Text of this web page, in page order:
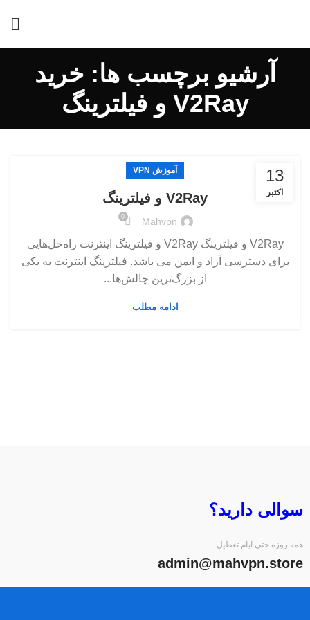
آرشیو برچسب ها: خرید
V2Ray و فیلترینگ
13
اکتبر
آموزش VPN
V2Ray و فیلترینگ
Mahvpn
0
V2Ray و فیلترینگ V2Ray و فیلترینگ اینترنت راه‌حل‌هایی
برای دسترسی آزاد و ایمن می باشد. فیلترینگ اینترنت به یکی
از بزرگ‌ترین چالش‌ها...
ادامه مطلب
سوالی دارید؟
همه روزه حتی ایام تعطیل
admin@mahvpn.store